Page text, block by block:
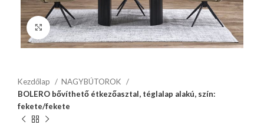
Click to enlarge
Kezdőlap
NAGYBÚTOROK
BOLERO bővíthető étkezőasztal, téglalap alakú, szín:
fekete/fekete